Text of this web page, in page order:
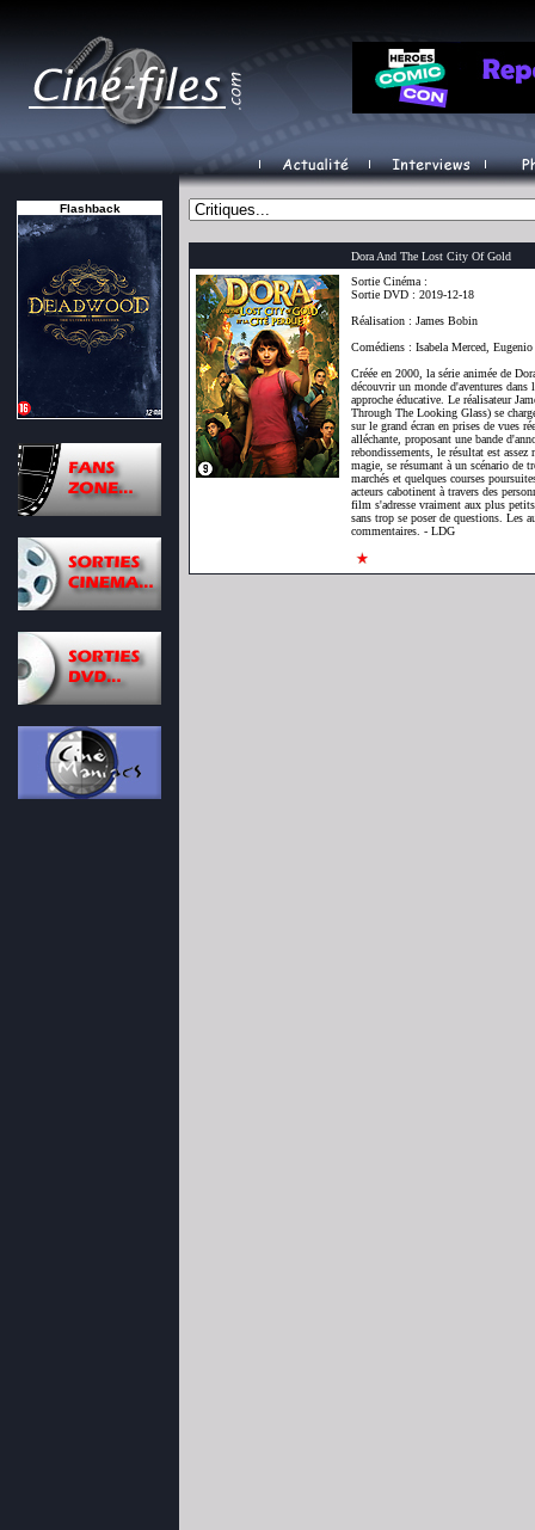
Flashback
Dora And The Lost City Of Gold
Sortie Cinéma :
Sortie DVD : 2019-12-18
Réalisation : James Bobin
Comédiens : Isabela Merced,
Créée en 2000, la série animée de
découvrir un monde d'aventures dans
approche éducative. Le réalisateur
Through The Looking Glass) se
sur le grand écran en prises de vues
alléchante, proposant une bande
rebondissements, le résultat est
magie, se résumant à un scénario de
marchés et quelques courses
acteurs cabotinent à travers des
film s'adresse vraiment aux plus
sans trop se poser de questions. Les
commentaires. - LDG